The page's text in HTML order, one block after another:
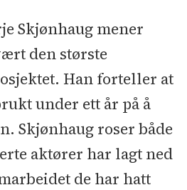
Skjønhaug mener
den største
Han forteller at
under ett år på å
Skjønhaug roser både
aktører har lagt ned
de har hatt